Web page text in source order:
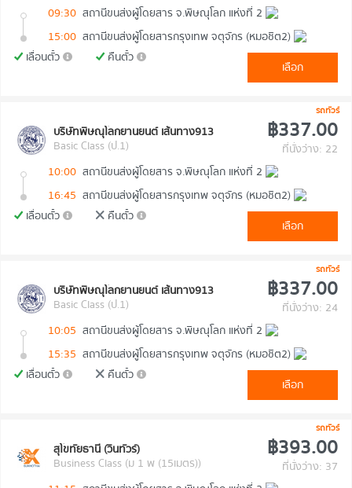
09:30 สถานีขนส่งผู้โดยสาร จ.พิษณุโลก แห่งที่ 2
15:00 สถานีขนส่งผู้โดยสารกรุงเทพ จตุจักร (หมอชิต2)
เลื่อนตั๋ว
คืนตั๋ว
เลือก
รถทัวร์
บริษัทพิษณุโลกยานยนต์ เส้นทาง913
Basic Class (ป.1)
฿337.00
ที่นั่งว่าง: 22
10:00 สถานีขนส่งผู้โดยสาร จ.พิษณุโลก แห่งที่ 2
16:45 สถานีขนส่งผู้โดยสารกรุงเทพ จตุจักร (หมอชิต2)
เลื่อนตั๋ว
คืนตั๋ว
เลือก
รถทัวร์
บริษัทพิษณุโลกยานยนต์ เส้นทาง913
Basic Class (ป.1)
฿337.00
ที่นั่งว่าง: 24
10:05 สถานีขนส่งผู้โดยสาร จ.พิษณุโลก แห่งที่ 2
15:35 สถานีขนส่งผู้โดยสารกรุงเทพ จตุจักร (หมอชิต2)
เลื่อนตั๋ว
คืนตั๋ว
เลือก
รถทัวร์
สุโขทัยธานี (วินทัวร์)
Business Class (ม 1 พ (15เมตร))
฿393.00
ที่นั่งว่าง: 37